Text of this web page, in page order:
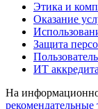
Этика и
Оказание
Защита
ИТ
На
рекомендательные